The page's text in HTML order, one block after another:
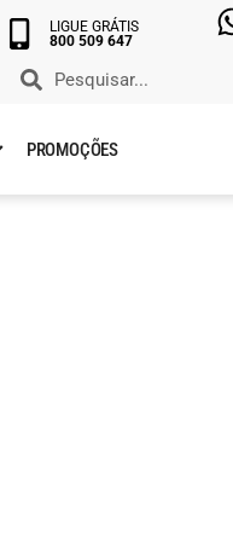
LIGUE GRÁTIS
800 509 647
PROMOÇÕES